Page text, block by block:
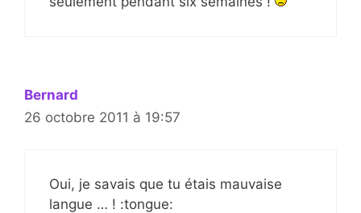
Bernard
26 octobre 2011 à 19:57
Oui, je savais que tu étais mauvaise
langue … ! :tongue: